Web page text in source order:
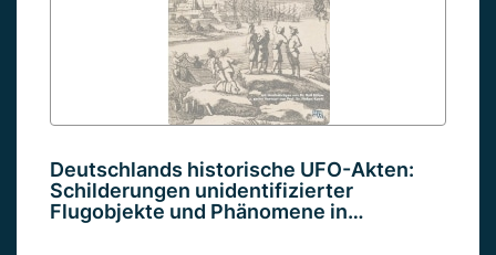
Deutschlands historische UFO-Akten:
Schilderungen unidentifizierter
Flugobjekte und Phänomene in…